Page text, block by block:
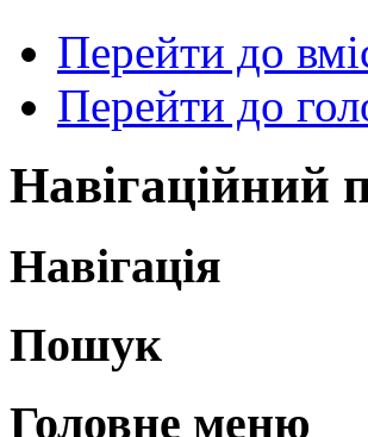
Перейти до
Перейти до
Навігаційний
Навігація
Пошук
Головне меню